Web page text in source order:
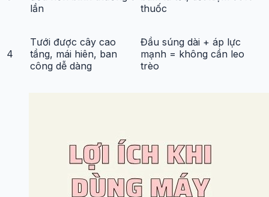
lần
thuốc
4
Tưới được cây cao
tầng, mái hiên, ban
công dễ dàng
Đầu súng dài + áp lực
mạnh = không cần leo
trèo